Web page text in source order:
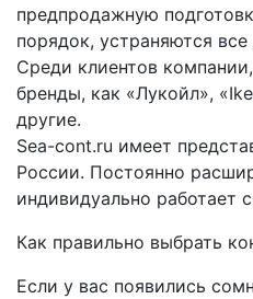
предпродажную
порядок, устраняются
Среди клиентов
бренды, как «Лукойл»,
другие.
Sea-cont.ru имеет
России. Постоянно
индивидуально работает
Как правильно выбрать
Если у вас появились